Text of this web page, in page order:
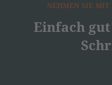
NEHMEN SIE MIT
Einfach